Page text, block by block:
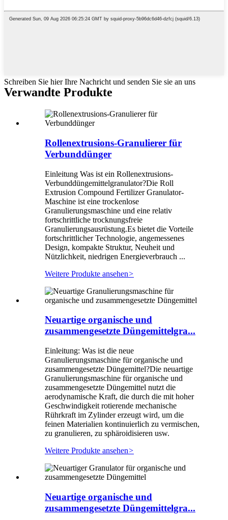
Schreiben Sie hier Ihre Nachricht und senden Sie sie an uns
Verwandte Produkte
Rollenextrusions-Granulierer für
Verbunddünger
Einleitung Was ist ein Rollenextrusions-
Verbunddüngemittelgranulator?Die Roll
Extrusion Compound Fertilizer Granulator-
Maschine ist eine trockenlose
Granulierungsmaschine und eine relativ
fortschrittliche trocknungsfreie
Granulierungsausrüstung.Es bietet die Vorteile
fortschrittlicher Technologie, angemessenes
Design, kompakte Struktur, Neuheit und
Nützlichkeit, niedrigen Energieverbrauch ...
Weitere Produkte ansehen>
Neuartige organische und
zusammengesetzte Düngemittelgra...
Einleitung: Was ist die neue
Granulierungsmaschine für organische und
zusammengesetzte Düngemittel?Die neuartige
Granulierungsmaschine für organische und
zusammengesetzte Düngemittel nutzt die
aerodynamische Kraft, die durch die mit hoher
Geschwindigkeit rotierende mechanische
Rührkraft im Zylinder erzeugt wird, um die
feinen Materialien kontinuierlich zu vermischen,
zu granulieren, zu sphäroidisieren usw.
Weitere Produkte ansehen>
Neuartige organische und
zusammengesetzte Düngemittelgra...